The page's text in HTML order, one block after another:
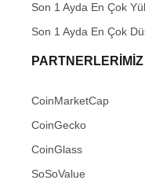
Son 1 Ayda En Çok
Son 1 Ayda En Çok
PARTNERLERIMIZ
CoinMarketCap
CoinGecko
CoinGlass
SoSoValue